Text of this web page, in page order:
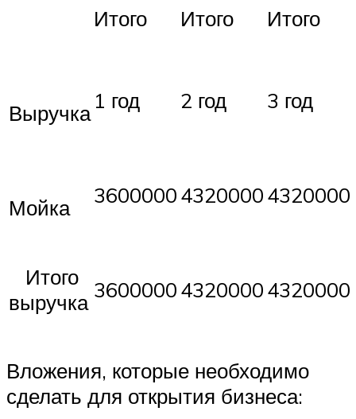
Итого Итого Итого
Выручка 1 год 2 год 3 год
Мойка 360000043200004320000
Итого
выручка 360000043200004320000
Вложения, которые необходимо
сделать для открытия бизнеса: